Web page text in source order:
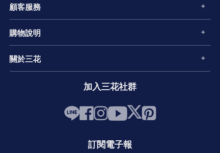
顧客服務
購物說明
關於三花
加入三花社群
訂閱電子報